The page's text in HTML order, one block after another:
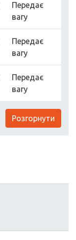
Передає
вагу
Передає
вагу
Передає
вагу
Розгорнути